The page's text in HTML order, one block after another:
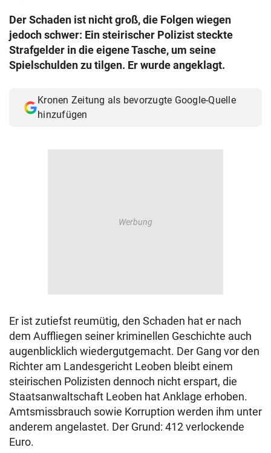
search
eingeben
Muthgasse 2, 1190 Wien
Der Schaden ist nicht groß, die Folgen wiegen
jedoch schwer: Ein steirischer Polizist steckte
Strafgelder in die eigene Tasche, um seine
Spielschulden zu tilgen. Er wurde angeklagt.
Kronen Zeitung als bevorzugte Google-Quelle
hinzufügen
Er ist zutiefst reumütig, den Schaden hat er nach
dem Auffliegen seiner kriminellen Geschichte auch
augenblicklich wiedergutgemacht. Der Gang vor den
Richter am Landesgericht Leoben bleibt einem
steirischen Polizisten dennoch nicht erspart, die
Staatsanwaltschaft Leoben hat Anklage erhoben.
Amtsmissbrauch sowie Korruption werden ihm unter
anderem angelastet. Der Grund: 412 verlockende
Euro.